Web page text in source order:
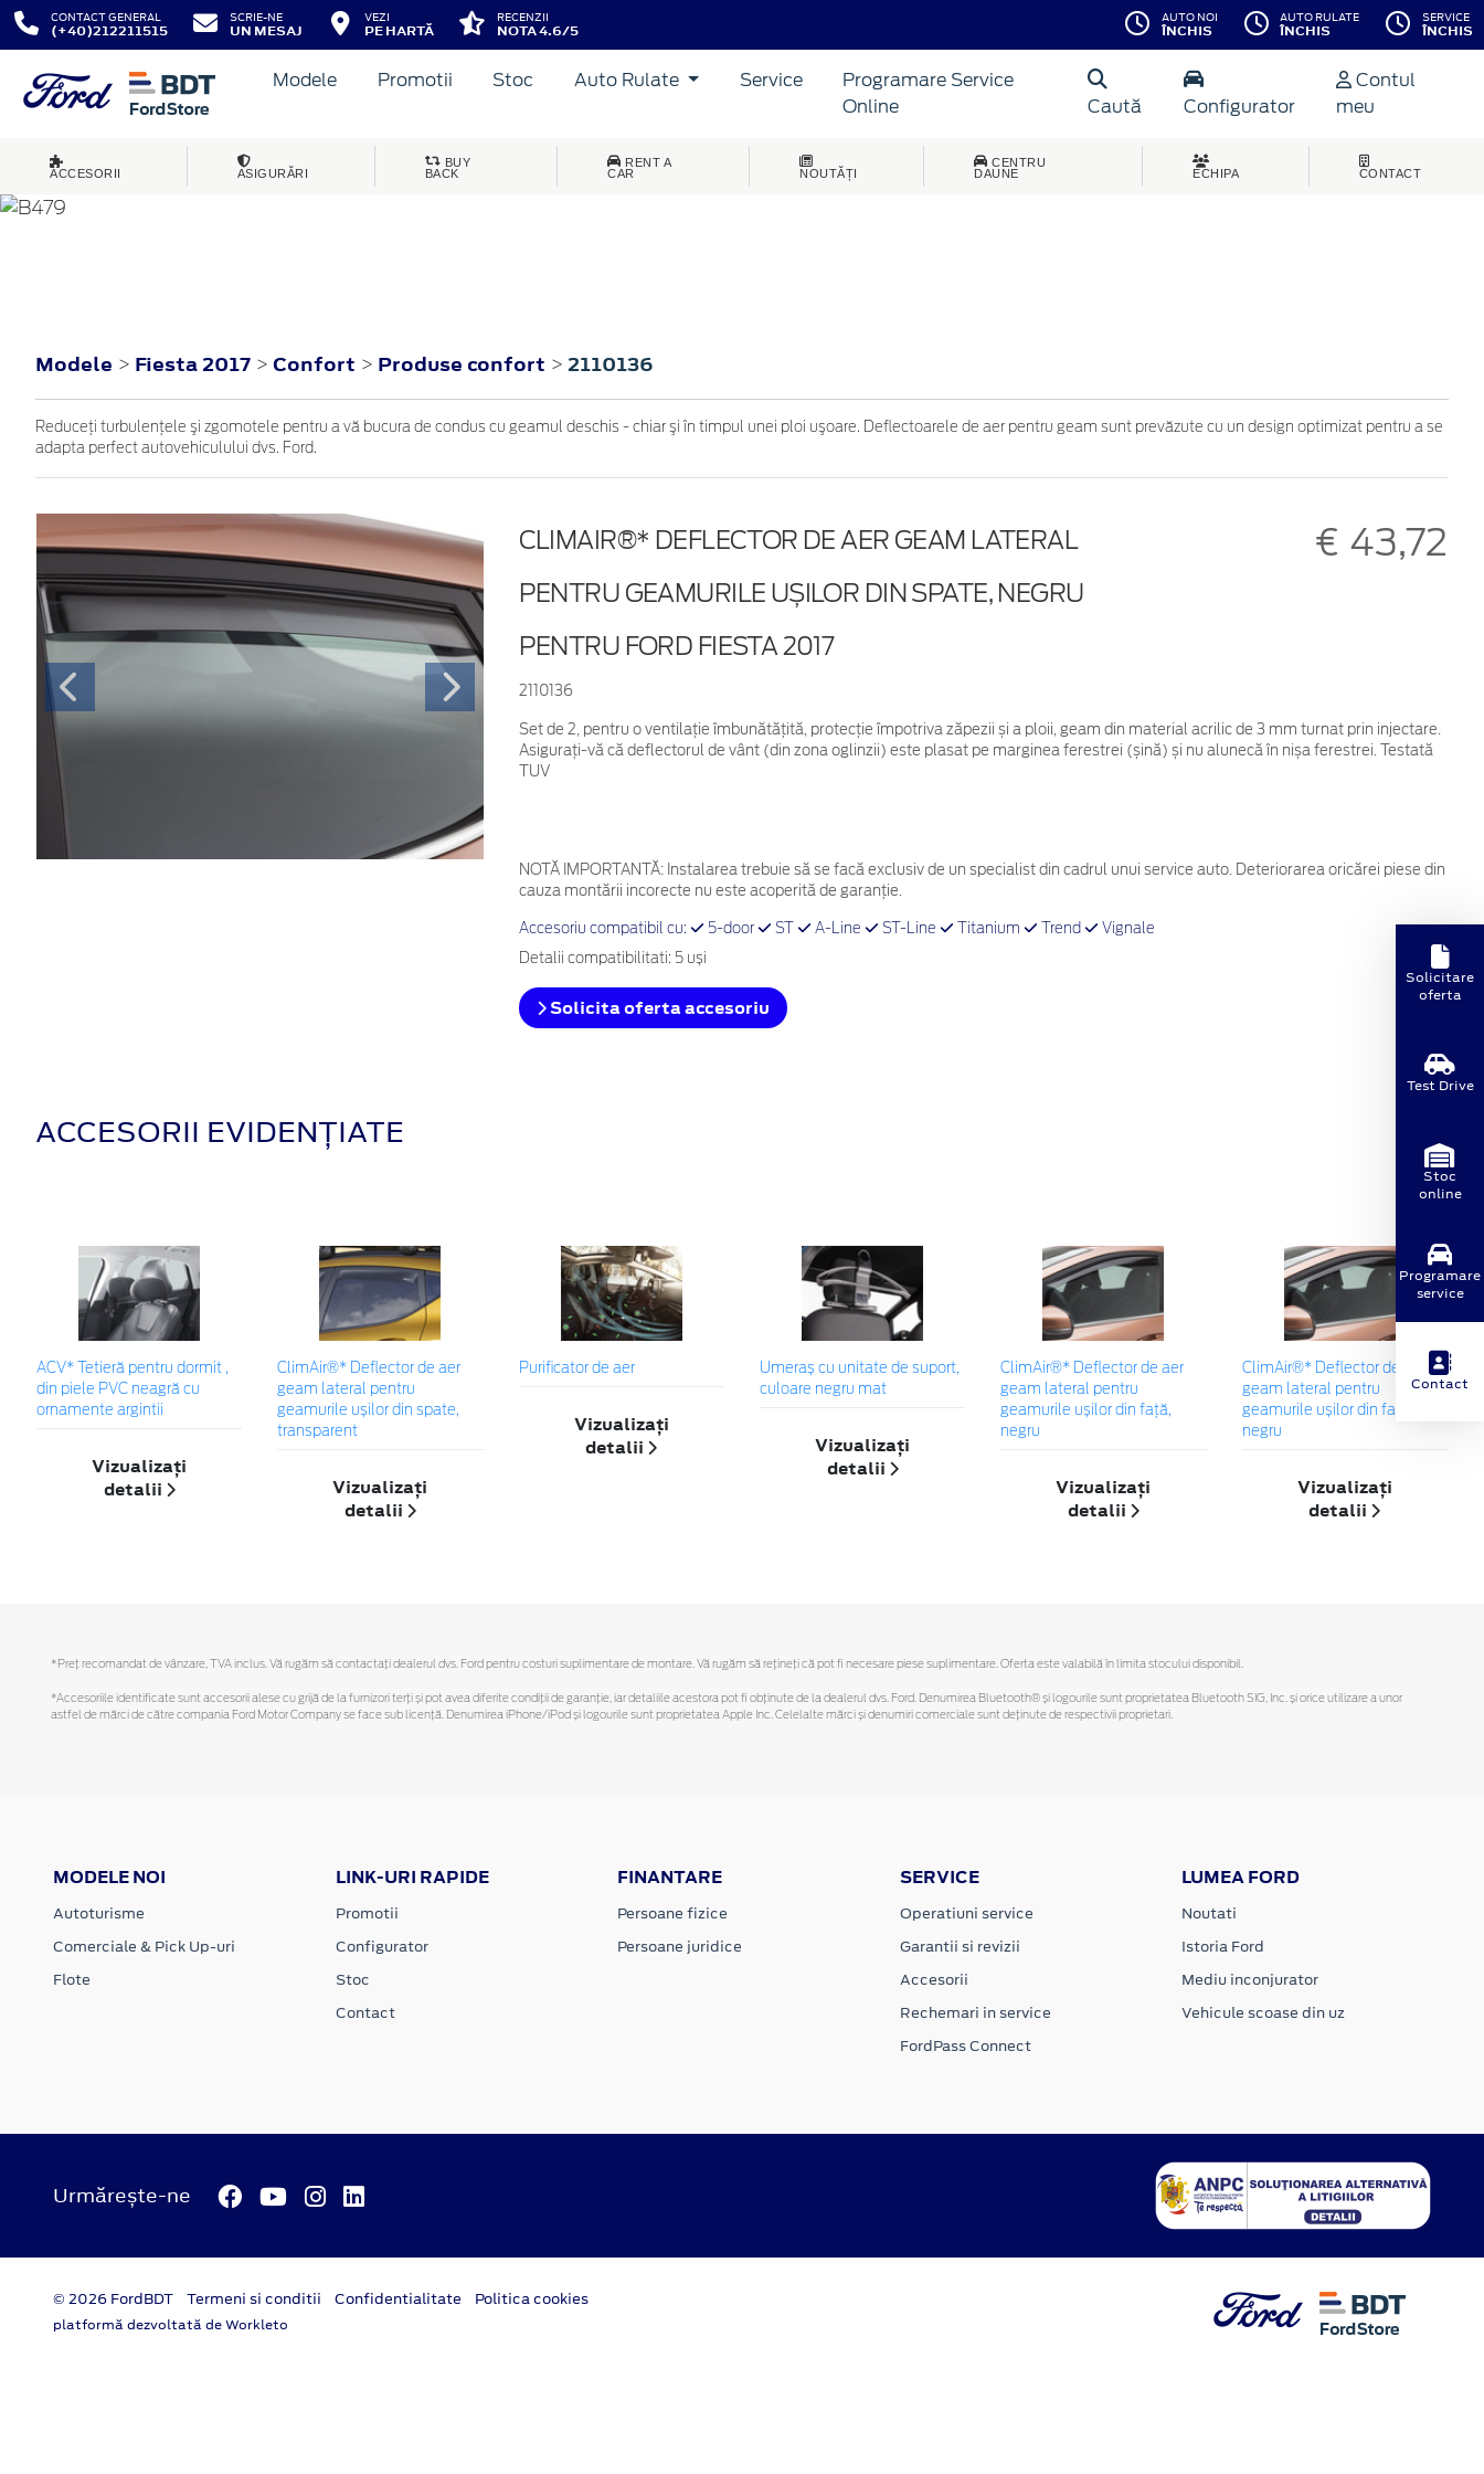
CONTACT GENERAL
(+40)212211515
SCRIE-NE
UN MESAJ
VEZI
PE HARTĂ
RECENZII
NOTA 4.6/5
AUTO NOI
ÎNCHIS
AUTO RULATE
ÎNCHIS
SERVICE
ÎNCHIS
Modele Promotii Stoc Auto Rulate Service
Programare Service
Online
Caută Configurator
Contul
meu
ACCESORII ASIGURĂRI
BUY
BACK
RENT A
CAR
NOUTĂȚI
CENTRU
DAUNE
ECHIPA CONTACT
FIESTA
Modele > Fiesta 2017 > Confort > Produse confort > 2110136
Reduceţi turbulenţele şi zgomotele pentru a vă bucura de condus cu geamul deschis - chiar şi în timpul unei ploi uşoare. Deflectoarele de aer pentru geam sunt prevăzute cu un design optimizat pentru a se
adapta perfect autovehiculului dvs. Ford.
CLIMAIR®* DEFLECTOR DE AER GEAM LATERAL
PENTRU GEAMURILE UȘILOR DIN SPATE, NEGRU
PENTRU FORD FIESTA 2017
2110136
€ 43,72
Set de 2, pentru o ventilație îmbunătățită, protecție împotriva zăpezii și a ploii, geam din material acrilic de 3 mm turnat prin injectare.
Asigurați-vă că deflectorul de vânt (din zona oglinzii) este plasat pe marginea ferestrei (șină) și nu alunecă în nișa ferestrei. Testată
TUV
NOTĂ IMPORTANTĂ:Instalarea trebuie să se facă exclusiv de un specialist din cadrul unui service auto. Deteriorarea oricărei piese din
cauza montării incorecte nu este acoperită de garanţie.
Accesoriu compatibil cu: 5-door ST A-Line ST-Line Titanium Trend Vignale
Detalii compatibilitati: 5 uși
Solicita oferta accesoriu
ACCESORII EVIDENȚIATE
ACV* Tetieră pentru dormit ,
din piele PVC neagră cu
ornamente argintii
Vizualizați
detalii
ClimAir®* Deflector de aer
geam lateral pentru
geamurile ușilor din spate,
transparent
Vizualizați
detalii
Purificator de aer
Vizualizați
detalii
Umeraș cu unitate de suport,
culoare negru mat
Vizualizați
detalii
ClimAir®* Deflector de aer
geam lateral pentru
geamurile ușilor din față,
negru
Vizualizați
detalii
ClimAir®* Deflector de aer
geam lateral pentru
geamurile ușilor din față,
negru
Vizualizați
detalii
*Preţ recomandat de vânzare, TVA inclus. Vă rugăm să contactaţi dealerul dvs. Ford pentru costuri suplimentare de montare. Vă rugăm să reţineţi că pot fi necesare piese suplimentare. Oferta este valabilă în limita stocului disponibil.
*Accesoriile identificate sunt accesorii alese cu grijă de la furnizori terți și pot avea diferite condiții de garanție, iar detaliile acestora pot fi obținute de la dealerul dvs. Ford. Denumirea Bluetooth® și logourile sunt proprietatea Bluetooth SIG, Inc. și orice utilizare a unor
astfel de mărci de către compania Ford Motor Company se face sub licență. Denumirea iPhone/iPod și logourile sunt proprietatea Apple Inc. Celelalte mărci și denumiri comerciale sunt deținute de respectivii proprietari.
MODELE NOI
Autoturisme
Comerciale & Pick Up-uri
Flote
LINK-URI RAPIDE
Promotii
Configurator
Stoc
Contact
FINANTARE
Persoane fizice
Persoane juridice
SERVICE
Operatiuni service
Garantii si revizii
Accesorii
Rechemari in service
FordPass Connect
LUMEA FORD
Noutati
Istoria Ford
Mediu inconjurator
Vehicule scoase din uz
Urmărește-ne
© 2026 FordBDT Termeni si conditii Confidentialitate Politica cookies
platformă dezvoltată de Workleto
Solicitare
oferta
Test Drive
Stoc
online
Programare
service
Contact